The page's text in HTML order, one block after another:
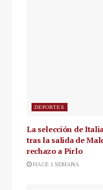
DEPORTES
La selección de
tras la salida de
rechazo a Pirlo
HACE 1 SEMANA